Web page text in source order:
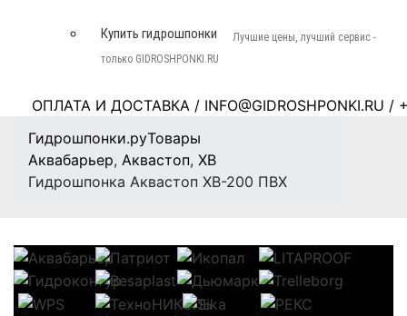
Купить гидрошпонки
Лучшие цены, лучший сервис -
только GIDROSHPONKI.RU
ОПЛАТА И ДОСТАВКА / INFO@GIDROSHPONKI.RU /
Гидрошпонки.руТовары
Аквабарьер, Аквастоп, ХВ
Гидрошпонка Аквастоп ХВ-200 ПВХ